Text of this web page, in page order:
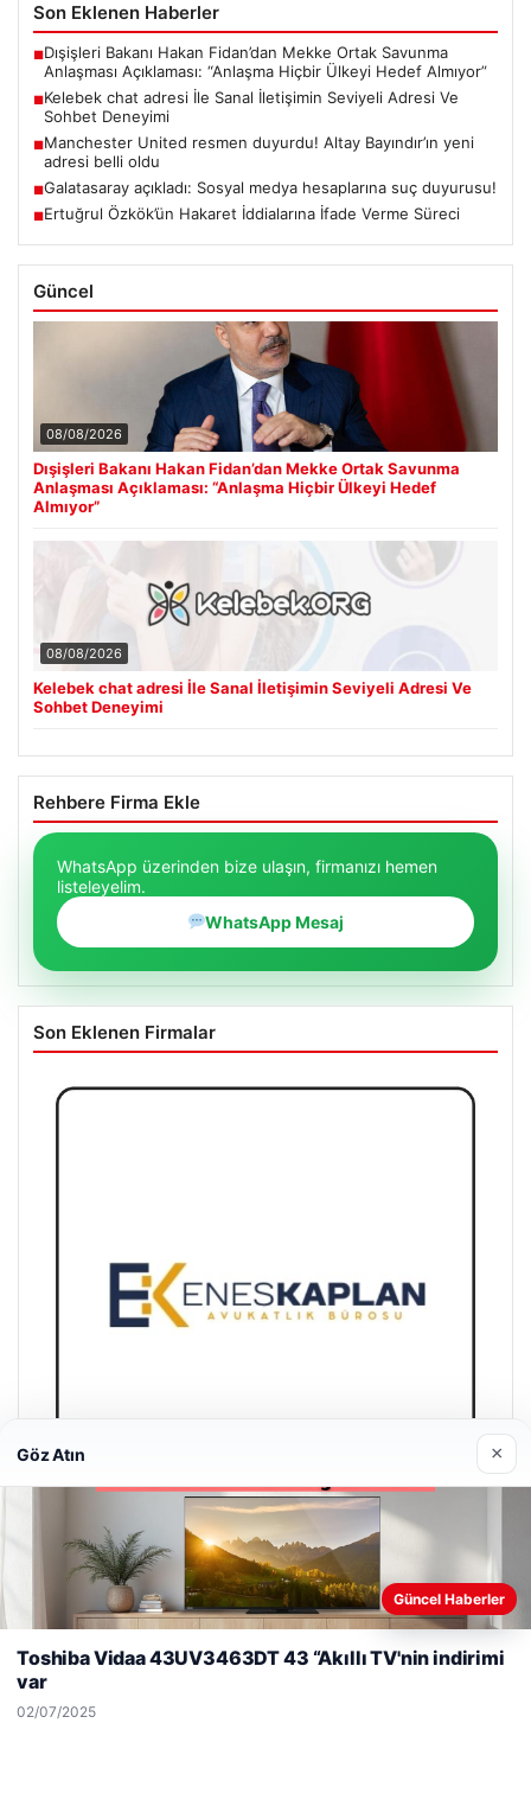
Son Eklenen Haberler
■Dışişleri Bakanı Hakan Fidan’dan Mekke Ortak Savunma
Anlaşması Açıklaması: “Anlaşma Hiçbir Ülkeyi Hedef Almıyor”
■Kelebek chat adresi İle Sanal İletişimin Seviyeli Adresi Ve
Sohbet Deneyimi
■Manchester United resmen duyurdu! Altay Bayındır’ın yeni
adresi belli oldu
■Galatasaray açıkladı: Sosyal medya hesaplarına suç duyurusu!
■Ertuğrul Özkök’ün Hakaret İddialarına İfade Verme Süreci
Güncel
08/08/2026
Dışişleri Bakanı Hakan Fidan’dan Mekke Ortak Savunma
Anlaşması Açıklaması: “Anlaşma Hiçbir Ülkeyi Hedef
Almıyor”
08/08/2026
Kelebek chat adresi İle Sanal İletişimin Seviyeli Adresi Ve
Sohbet Deneyimi
Rehbere Firma Ekle
WhatsApp üzerinden bize ulaşın, firmanızı hemen
listeleyelim.
WhatsApp Mesaj
Son Eklenen Firmalar
Enes Kaplan Avukatlık Bürosu
28/04/2026
Web sitemizi nasıl kullandığınızı daha iyi anlayabilmek,
kullanıyoruz.Çerez Politikamız
Göz Atın ×
Güncel Haberler
Toshiba Vidaa 43UV3463DT 43 “Akıllı TV'nin indirimi
var
02/07/2025